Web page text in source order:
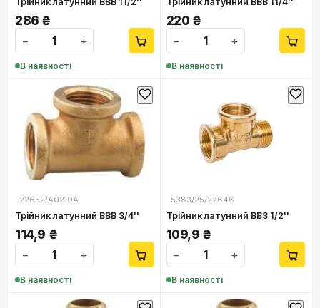
286 ₴
−
+
В наявності
220 ₴
−
+
В наявності
22652/А0219А
Трійник латунний ВВВ 3/4''
114,9 ₴
−
+
В наявності
5383/25/22646
Трійник латунний ВВЗ 1/2''
109,9 ₴
−
+
В наявності